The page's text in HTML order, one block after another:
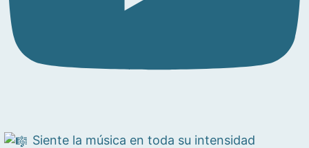
Siente la música en toda su intensidad